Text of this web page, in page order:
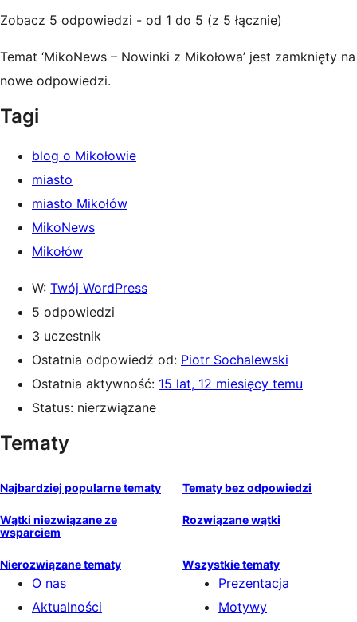
Zobacz 5 odpowiedzi - od 1 do 5 (z 5 łącznie)
Temat ‘MikoNews – Nowinki z Mikołowa’ jest zamknięty na
nowe odpowiedzi.
Tagi
blog o Mikołowie
miasto
miasto Mikołów
MikoNews
Mikołów
W: Twój WordPress
5 odpowiedzi
3 uczestnik
Ostatnia odpowiedź od: Piotr Sochalewski
Ostatnia aktywność: 15 lat, 12 miesięcy temu
Status: nierzwiązane
Tematy
Najbardziej popularne tematy Tematy bez odpowiedzi
Wątki niezwiązane ze
wsparciem
Rozwiązane wątki
Nierozwiązane tematy Wszystkie tematy
O nas
Aktualności
Prezentacja
Motywy